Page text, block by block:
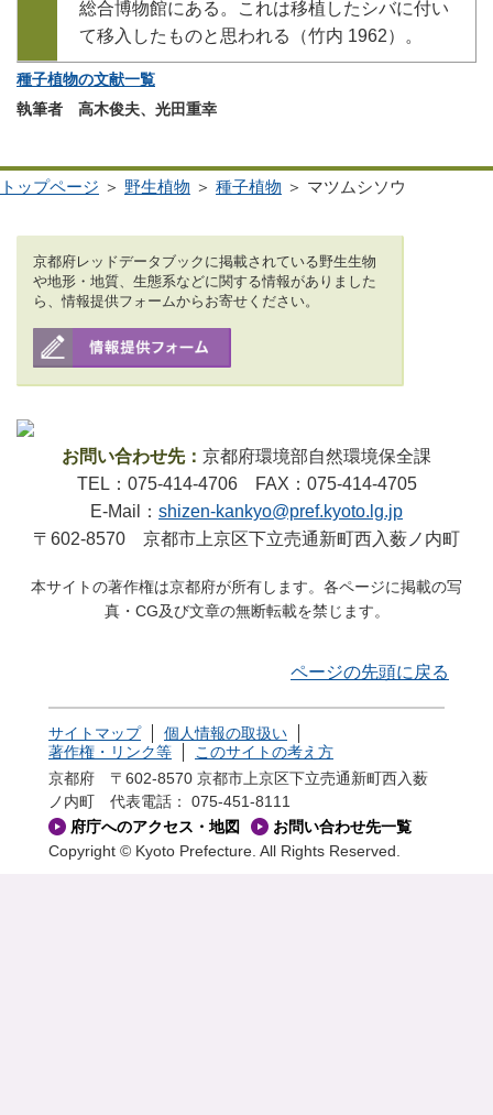
総合博物館にある。これは移植したシバに付い
て移入したものと思われる（竹内 1962）。
種子植物の文献一覧
執筆者 高木俊夫、光田重幸
トップページ ＞ 野生植物 ＞ 種子植物 ＞ マツムシソウ
京都府レッドデータブックに掲載されている野生生物
や地形・地質、生態系などに関する情報がありました
ら、情報提供フォームからお寄せください。
お問い合わせ先： 京都府環境部自然環境保全課
TEL：075-414-4706 FAX：075-414-4705
E-Mail： shizen-kankyo@pref.kyoto.lg.jp
〒602-8570 京都市上京区下立売通新町西入薮ノ内町
本サイトの著作権は京都府が所有します。各ページに掲載の写
真・CG及び文章の無断転載を禁じます。
ページの先頭に戻る
サイトマップ
個人情報の取扱い
著作権・リンク等
このサイトの考え方
京都府 〒602-8570 京都市上京区下立売通新町西入薮
ノ内町
代表電話： 075-451-8111
府庁へのアクセス・地図
お問い合わせ先一覧
Copyright © Kyoto Prefecture. All Rights Reserved.